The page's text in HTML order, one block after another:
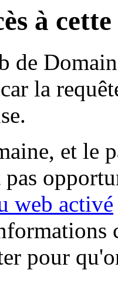
à
de
la
et le
pas
web activé
pour